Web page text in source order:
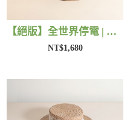
【絕版】全世界停電 | 藺子X好煩小姐
NT$1,680